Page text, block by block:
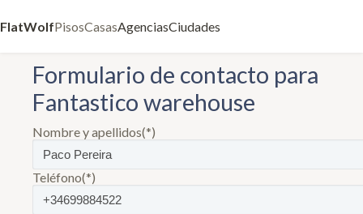
FlatWolfPisosCasasAgenciasCiudades
Formulario de contacto para
Fantastico warehouse
Nombre y apellidos(*)
Teléfono(*)